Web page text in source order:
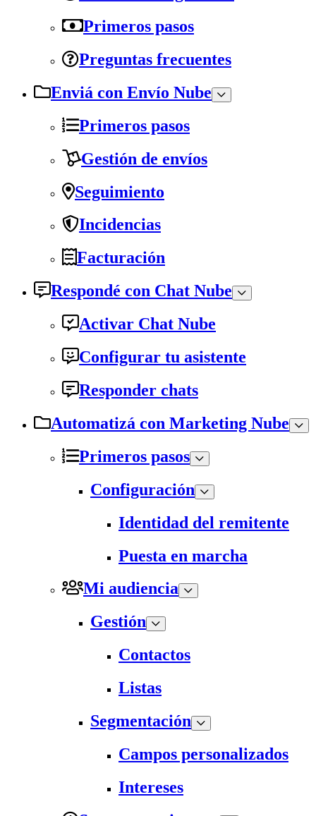
Primeros pasos
Preguntas frecuentes
Enviá con Envío Nube
Primeros pasos
Gestión de envíos
Seguimiento
Incidencias
Facturación
Respondé con Chat Nube
Activar Chat Nube
Configurar tu asistente
Responder chats
Automatizá con Marketing Nube
Primeros pasos
Configuración
Identidad del remitente
Puesta en marcha
Mi audiencia
Gestión
Contactos
Listas
Segmentación
Campos personalizados
Intereses